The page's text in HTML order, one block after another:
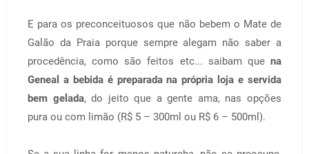
E para os preconceituosos que não bebem o Mate de
Galão da Praia porque sempre alegam não saber a
procedência, como são feitos etc... saibam quena
Geneal a bebida é preparada na própria loja e servida
bem gelada, do jeito que a gente ama, nas opções
pura ou com limão (R$ 5 – 300ml ou R$ 6 – 500ml).